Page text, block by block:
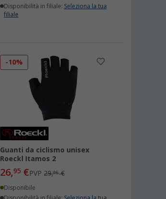
Disponibilità in filiale: Seleziona la tua
filiale
-10%
Guanti da ciclismo unisex
Roeckl Itamos 2
26,95 €PVP29,95€
Disponibile